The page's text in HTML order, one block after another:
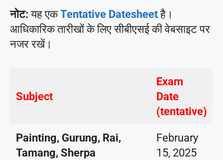
नोट: यह एकTentative Datesheetहै।
आधिकारिक तारीखों के लिए सीबीएसई की वेबसाइट पर
नजर रखें।
Subject
Exam
Date
(tentative)
Painting, Gurung, Rai,
Tamang, Sherpa
February
15, 2025